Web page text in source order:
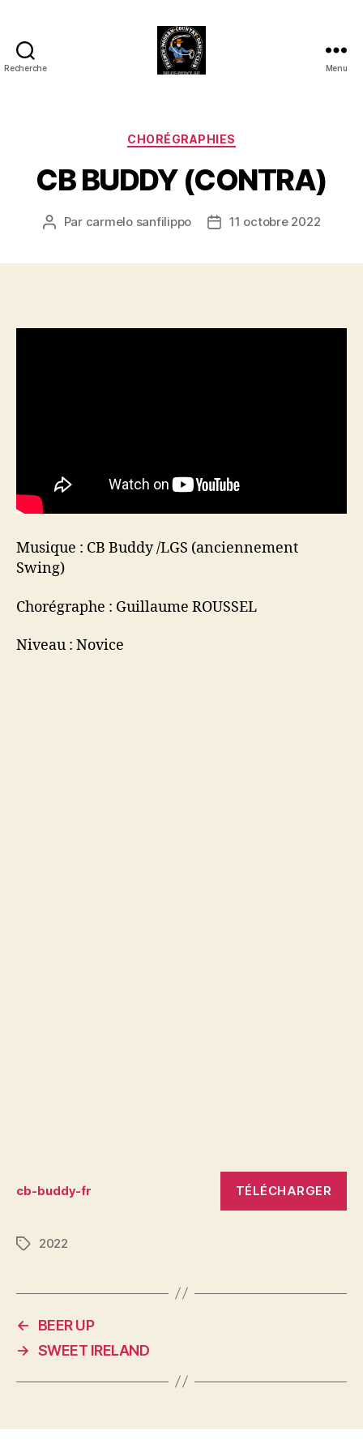
Recherche
de
Billy-
Berclau
(62)
Menu
Catégories
CHORÉGRAPHIES
CB BUDDY (CONTRA)
Auteur
Par carmelo sanfilippo
Date11 octobre 2022
Musique : CB Buddy /LGS (anciennement
Swing)
Chorégraphe : Guillaume ROUSSEL
Niveau : Novice
cb-buddy-fr TÉLÉCHARGER
Étiquettes
2022
←
BEER UP
→ SWEET IRELAND